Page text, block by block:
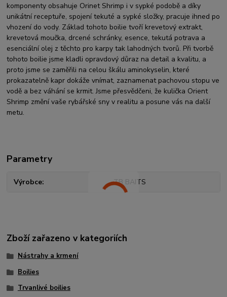
komponenty obsahuje Orinet Shrimp i v sypké podobě a díky
unikátní receptuře, spojení tekuté a sypké složky, pracuje ihned po
vhození do vody. Základ tohoto boilie tvoří krevetový extrakt,
krevetová moučka, drcené schránky, esence, tekutá potrava a
esenciální olej z těchto pro karpy tak lahodných tvorů. Při tvorbě
tohoto boilie jsme kladli opravdový důraz na detail a kvalitu, a
proto jsme se zaměřili na celou škálu aminokyselin, které
prokazatelně kapr dokáže vnímat, zaznamenat pachovou stopu ve
vodě a bez váhání se krmit. Jsme přesvědčeni, že kulička Orient
Shrimp změní vaše rybářské sny v realitu a posune vás na další
metu.
Parametry
Výrobce TB BAITS
Zboží zařazeno v kategoriích
Nástrahy a krmení
Boilies
Trvanlivé boilies